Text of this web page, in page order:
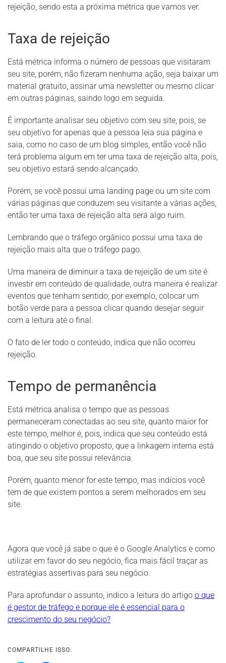
rejeição, sendo esta a próxima métrica que vamos ver.
Taxa de rejeição
Está métrica informa o número de pessoas que visitaram
seu site, porém, não fizeram nenhuma ação, seja baixar um
material gratuito, assinar uma newsletter ou mesmo clicar
em outras páginas, saindo logo em seguida.
É importante analisar seu objetivo com seu site, pois, se
seu objetivo for apenas que a pessoa leia sua página e
saia, como no caso de um blog simples, então você não
terá problema algum em ter uma taxa de rejeição alta, pois,
seu objetivo estará sendo alcançado.
Porém, se você possui uma landing page ou um site com
várias páginas que conduzem seu visitante a várias ações,
então ter uma taxa de rejeição alta será algo ruim.
Lembrando que o tráfego orgânico possui uma taxa de
rejeição mais alta que o tráfego pago.
Uma maneira de diminuir a taxa de rejeição de um site é
investir em conteúdo de qualidade, outra maneira é realizar
eventos que tenham sentido, por exemplo, colocar um
botão verde para a pessoa clicar quando desejar seguir
com a leitura até o final.
O fato de ler todo o conteúdo, indica que não ocorreu
rejeição.
Tempo de permanência
Está métrica analisa o tempo que as pessoas
permaneceram conectadas ao seu site, quanto maior for
este tempo, melhor é, pois, indica que seu conteúdo está
atingindo o objetivo proposto, que a linkagem interna está
boa, que seu site possui relevância.
Porém, quanto menor for este tempo, mas indícios você
tem de que existem pontos a serem melhorados em seu
site.
Agora que você já sabe o que é o Google Analytics e como
utilizar em favor do seu negócio, fica mais fácil traçar as
estratégias assertivas para seu negócio.
Para aprofundar o assunto, indico a leitura do artigo o que
é gestor de tráfego e porque ele é essencial para o
crescimento do seu negócio?
COMPARTILHE ISSO: